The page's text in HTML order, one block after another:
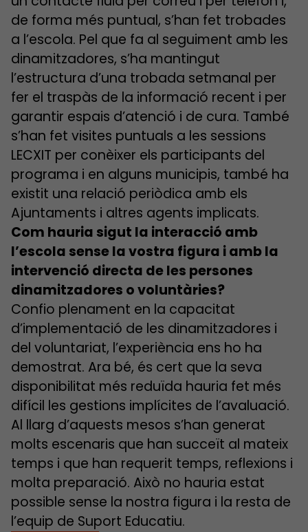
de forma més puntual, s’han fet trobades
a l’escola. Pel que fa al seguiment amb les
dinamitzadores, s’ha mantingut
l’estructura d’una trobada setmanal per
fer el traspàs de la informació recent i per
garantir espais d’atenció i de cura. També
s’han fet visites puntuals a les sessions
LECXIT per conèixer els participants del
programa i en alguns municipis, també ha
existit una relació periòdica amb els
Ajuntaments i altres agents implicats.
Com hauria sigut la interacció amb
l’escola sense la vostra figura i amb la
intervenció directa de les persones
dinamitzadores o voluntàries?
Confio plenament en la capacitat
d’implementació de les dinamitzadores i
del voluntariat, l’experiència ens ho ha
demostrat. Ara bé, és cert que la seva
disponibilitat més reduïda hauria fet més
difícil les gestions implícites de l’avaluació.
Al llarg d’aquests mesos s’han generat
molts escenaris que han succeït al mateix
temps i que han requerit temps, reflexions i
molta preparació. Això no hauria estat
possible sense la nostra figura i la resta de
l’equip de Suport Educatiu.